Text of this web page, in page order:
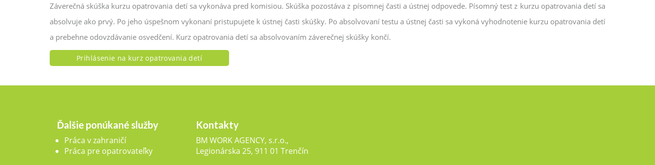
Záverečná skúška kurzu opatrovania detí sa vykonáva pred komisiou. Skúška pozostáva z písomnej časti a ústnej odpovede. Písomný test z kurzu opatrovania detí sa
absolvuje ako prvý. Po jeho úspešnom vykonaní pristupujete k ústnej časti skúšky. Po absolvovaní testu a ústnej časti sa vykoná vyhodnotenie kurzu opatrovania detí
a prebehne odovzdávanie osvedčení. Kurz opatrovania detí sa absolvovaním záverečnej skúšky končí.
Prihlásenie na kurz opatrovania detí
Ďalšie ponúkané služby
Práca v zahraničí
Práca pre opatrovateľky
Kontakty
BM WORK AGENCY, s.r.o.,
Legionárska 25, 911 01 Trenčín